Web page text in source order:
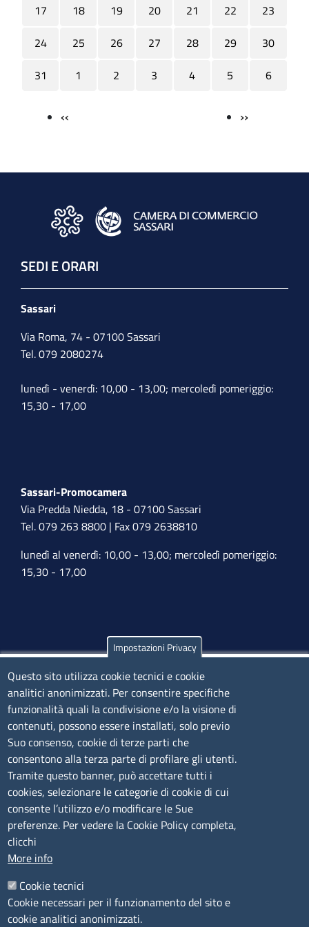
17
18 19 20 21 22
23
24
25 26 27 28 29
30
31
1 2 3 4 5 6
Paginazione
‹‹ ››
SEDI E ORARI
Sassari
Via Roma, 74 - 07100 Sassari
Tel. 079 2080274
lunedì - venerdì: 10,00 - 13,00; mercoledì pomeriggio:
15,30 - 17,00
Sassari-Promocamera
Via Predda Niedda, 18 - 07100 Sassari
Tel. 079 263 8800 | Fax 079 2638810
lunedì al venerdì: 10,00 - 13,00; mercoledì pomeriggio:
15,30 - 17,00
Olbia
Via Nanni 43 - 07026 Olbia
Tel. 0789 66122 | 0789 69580
mail:ufficio.olbia@ss.camcom.it
lunedì al venerdì: 9,00 - 12,00; lunedì pomeriggio: 16,00
- 17,00
CONTATTI
Camera di Commercio, Industria, Artigianato e
Agricoltura di Sassari
P.IVA01047570906
Codice Fiscale 80000930901
Impostazioni Privacy
Questo sito utilizza cookie tecnici e cookie
analitici anonimizzati. Per consentire specifiche
funzionalità quali la condivisione e/o la visione di
contenuti, possono essere installati, solo previo
Suo consenso, cookie di terze parti che
consentono alla terza parte di profilare gli utenti.
Tramite questo banner, può accettare tutti i
cookies, selezionare le categorie di cookie di cui
consente l’utilizzo e/o modificare le Sue
preferenze. Per vedere la Cookie Policy completa,
clicchi
More info
Cookie tecnici
Cookie necessari per il funzionamento del sito e
cookie analitici anonimizzati.